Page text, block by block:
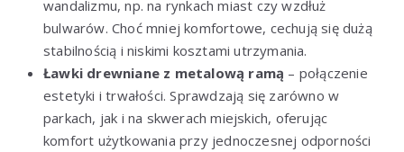
wandalizmu, np. na rynkach miast czy wzdłuż
bulwarów. Choć mniej komfortowe, cechują się dużą
stabilnością i niskimi kosztami utrzymania.
Ławki drewniane z metalową ramą – połączenie
estetyki i trwałości. Sprawdzają się zarówno w
parkach, jak i na skwerach miejskich, oferując
komfort użytkowania przy jednoczesnej odporności